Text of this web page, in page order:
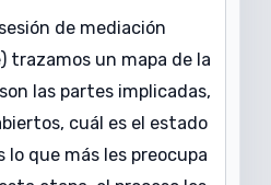
de mediación
trazamos un mapa de la
las partes implicadas,
cuál es el estado
lo que más les preocupa